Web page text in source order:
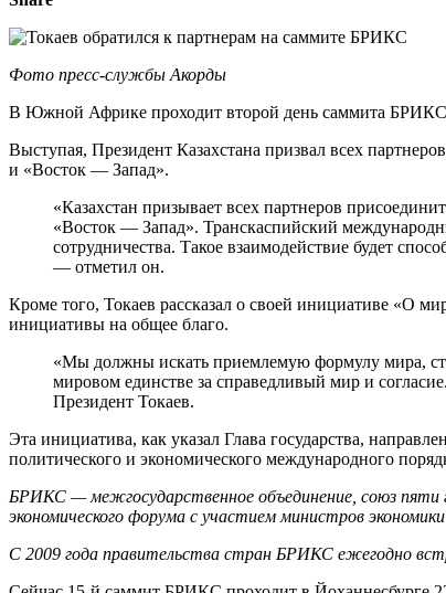
Фото пресс-службы Акорды
В Южной Африке проходит второй день саммита БРИКС.
Выступая, Президент Казахстана призвал всех
и «Восток — Запад».
«Казахстан призывает всех партнеров
«Восток — Запад». Транскаспийский
сотрудничества. Такое взаимодействие будет
— отметил он.
Кроме того, Токаев рассказал о своей инициативе «О
инициативы на общее благо.
«Мы должны искать приемлемую формулу мира,
мировом единстве за справедливый мир и
Президент Токаев.
Эта инициатива, как указал Глава государства,
политического и экономического международного
БРИКС — межгосударственное объединение, союз пяти
экономического форума с участием министров
С 2009 года правительства стран БРИКС ежегодно